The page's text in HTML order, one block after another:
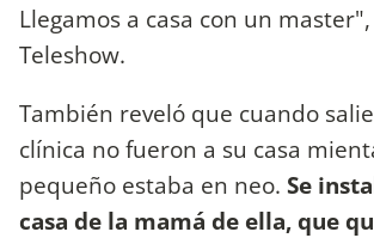
Llegamos a casa con un
Teleshow.
También reveló que cuando
clínica no fueron a su casa
pequeño estaba en neo. Se
casa de la mamá de ella, que